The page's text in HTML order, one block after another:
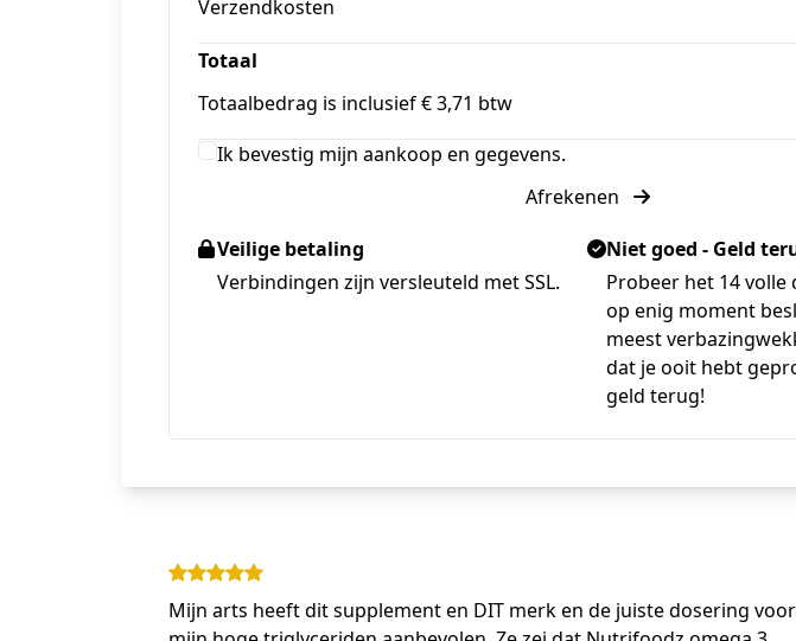
Verzendkosten
Totaal
Totaalbedrag is inclusief € 3,71 btw
Ik bevestig mijn aankoop en gegevens.
Afrekenen
Veilige betaling
Verbindingen zijn versleuteld met SSL.
Niet goed - Geld
Probeer het 14 volle
op enig moment
meest
dat je ooit hebt
geld terug!
Mijn arts heeft dit supplement en DIT merk en de juiste dosering voor